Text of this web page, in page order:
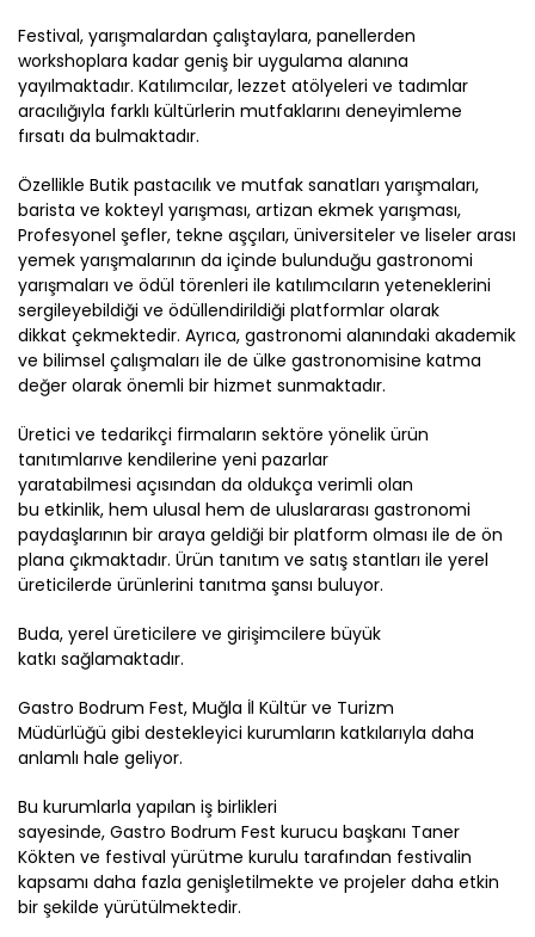
Festival, yarışmalardan çalıştaylara, panellerden
workshoplara kadar geniş bir uygulama alanına
yayılmaktadır. Katılımcılar, lezzet atölyeleri ve tadımlar
aracılığıyla farklı kültürlerin mutfaklarını deneyimleme
fırsatı da bulmaktadır.
Özellikle Butik pastacılık ve mutfak sanatları yarışmaları,
barista ve kokteyl yarışması, artizan ekmek yarışması,
Profesyonel şefler, tekne aşçıları, üniversiteler ve liseler arası
yemek yarışmalarının da içinde bulunduğu gastronomi
yarışmaları ve ödül törenleri ile katılımcıların yeteneklerini
sergileyebildiği ve ödüllendirildiği platformlar olarak
dikkat çekmektedir. Ayrıca, gastronomi alanındaki akademik
ve bilimsel çalışmaları ile de ülke gastronomisine katma
değer olarak önemli bir hizmet sunmaktadır.
Üretici ve tedarikçi firmaların sektöre yönelik ürün
tanıtımlarıve kendilerine yeni pazarlar
yaratabilmesi açısından da oldukça verimli olan
bu etkinlik, hem ulusal hem de uluslararası gastronomi
paydaşlarının bir araya geldiği bir platform olması ile de ön
plana çıkmaktadır. Ürün tanıtım ve satış stantları ile yerel
üreticilerde ürünlerini tanıtma şansı buluyor.
Buda, yerel üreticilere ve girişimcilere büyük
katkı sağlamaktadır.
Gastro Bodrum Fest, Muğla İl Kültür ve Turizm
Müdürlüğü gibi destekleyici kurumların katkılarıyla daha
anlamlı hale geliyor.
Bu kurumlarla yapılan iş birlikleri
sayesinde, Gastro Bodrum Fest kurucu başkanı Taner
Kökten ve festival yürütme kurulu tarafından festivalin
kapsamı daha fazla genişletilmekte ve projeler daha etkin
bir şekilde yürütülmektedir.